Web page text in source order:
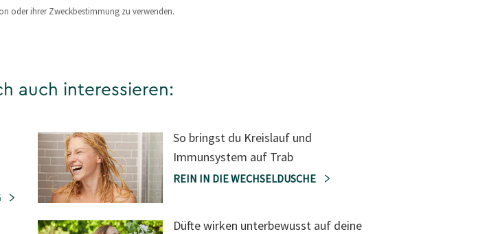
oder ihrer Zweckbestimmung zu verwenden.
auch interessieren:
So bringst du Kreislauf und
Immunsystem auf Trab
REIN IN DIE WECHSELDUSCHE
Düfte wirken unterbewusst auf deine